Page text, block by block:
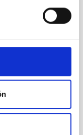
millones
parte de
El
que integra el
- 09:00:00